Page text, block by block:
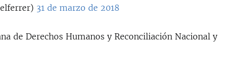
31 de marzo de 2018
de Derechos Humanos y Reconciliación Nacional y